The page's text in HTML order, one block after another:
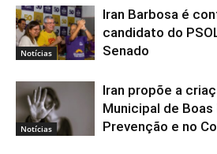
Notícias
Iran Barbosa é
candidato do
Senado
Notícias
Iran propõe a
Municipal de
Prevenção e no